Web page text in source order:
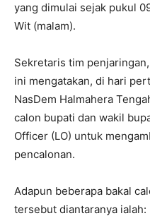
yang dimulai sejak pukul
Wit (malam).
Sekretaris tim
ini mengatakan, di hari
NasDem Halmahera
calon bupati dan wakil
Officer (LO) untuk
pencalonan.
Adapun beberapa bakal
tersebut diantaranya ialah: